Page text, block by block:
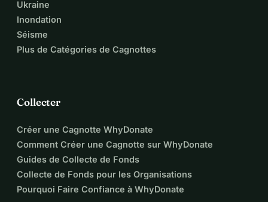
Ukraine
Inondation
Séisme
Plus de Catégories de Cagnottes
Collecter
Créer une Cagnotte WhyDonate
Comment Créer une Cagnotte sur WhyDonate
Guides de Collecte de Fonds
Collecte de Fonds pour les Organisations
Pourquoi Faire Confiance à WhyDonate